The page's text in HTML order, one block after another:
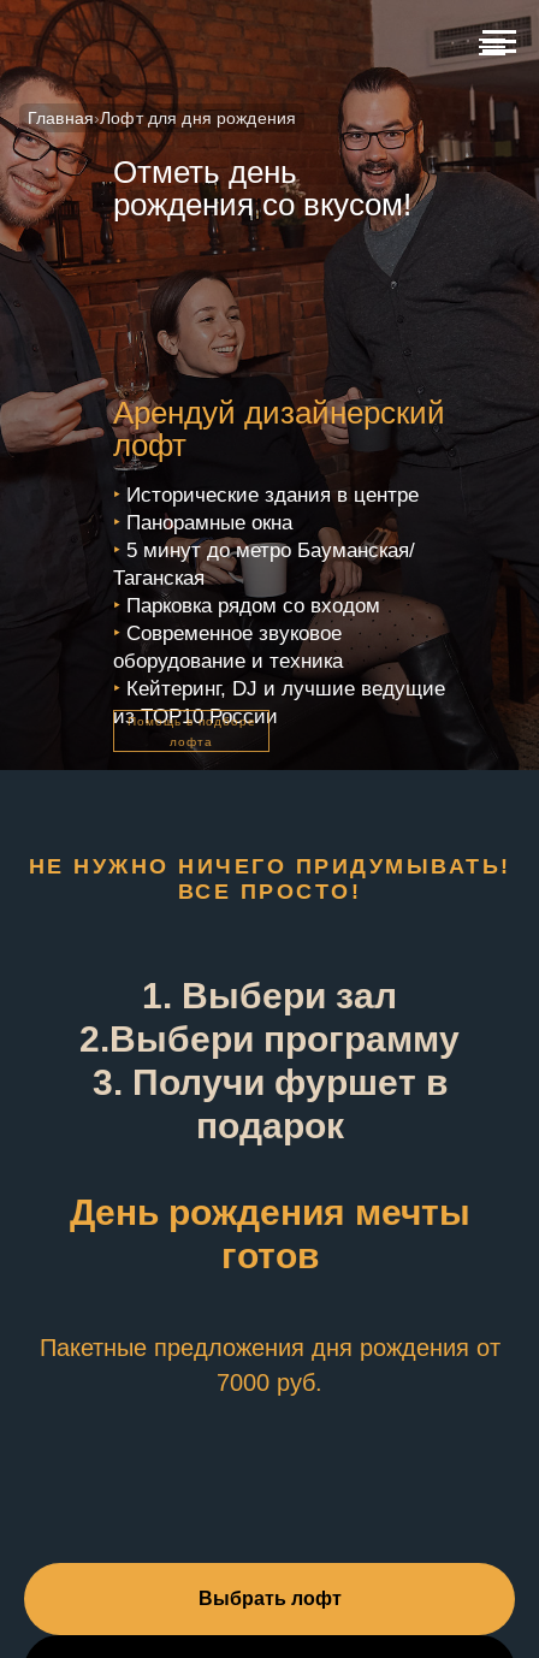
Отметь день
рождения со вкусом!
‣ Исторические здания в центре
‣ Панорамные окна
‣ 5 минут до метро Бауманская/
Таганская
‣ Парковка рядом со входом
‣ Современное звуковое
оборудование и техника
‣ Кейтеринг, DJ и лучшие ведущие
из TOP10 России
Арендуй дизайнерский
лофт
Помощь в подборе
лофта
НЕ НУЖНО НИЧЕГО ПРИДУМЫВАТЬ!
ВСЕ ПРОСТО!
1. Выбери зал
2.Выбери программу
3. Получи фуршет в
подарок
День рождения мечты
готов
Пакетные предложения дня рождения от
7000 руб.
Выбрать лофт
Главная›Лофт для дня рождения